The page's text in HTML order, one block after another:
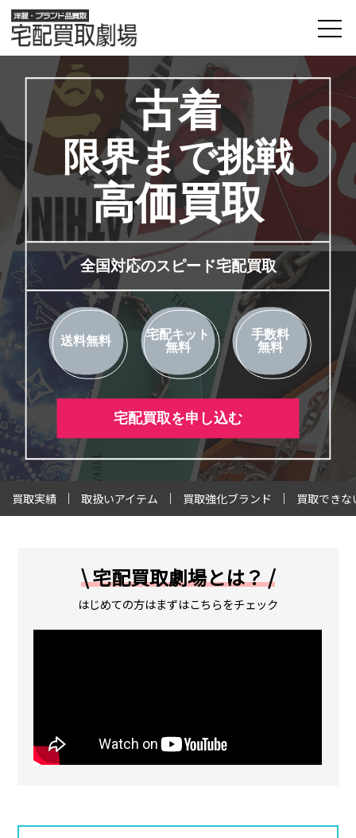
古着
限界まで挑戦
高価買取
全国対応のスピード宅配買取
送料無料
宅配キット
無料
手数料
無料
宅配買取を申し込む
買取実績 取扱いアイテム 買取強化ブランド 買取できな
\ 宅配買取劇場とは？ /
はじめての方はまずはこちらをチェック